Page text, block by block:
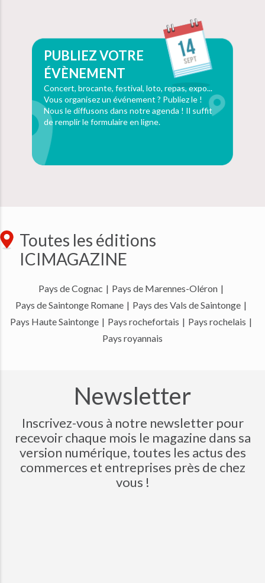
PUBLIEZ VOTRE
ÉVÈNEMENT
Concert, brocante, festival, loto, repas, expo...
Vous organisez un événement ? Publiez le !
Nous le diffusons dans notre agenda ! Il suffit
de remplir le formulaire en ligne.
Toutes les éditions
ICIMAGAZINE
Pays de Cognac | Pays de Marennes-Oléron |
Pays de Saintonge Romane | Pays des Vals de Saintonge |
Pays Haute Saintonge | Pays rochefortais | Pays rochelais |
Pays royannais
Newsletter
Inscrivez-vous à notre newsletter pour
recevoir chaque mois le magazine dans sa
version numérique, toutes les actus des
commerces et entreprises près de chez
vous !